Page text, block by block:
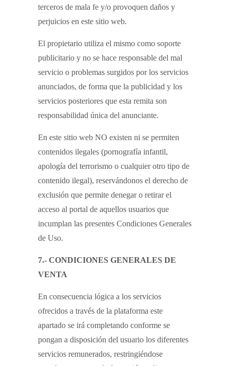
terceros de mala fe y/o provoquen daños y
perjuicios en este sitio web.
El propietario utiliza el mismo como soporte
publicitario y no se hace responsable del mal
servicio o problemas surgidos por los servicios
anunciados, de forma que la publicidad y los
servicios posteriores que esta remita son
responsabilidad única del anunciante.
En este sitio web NO existen ni se permiten
contenidos ilegales (pornografía infantil,
apología del terrorismo o cualquier otro tipo de
contenido ilegal), reservándonos el derecho de
exclusión que permite denegar o retirar el
acceso al portal de aquellos usuarios que
incumplan las presentes Condiciones Generales
de Uso.
7.- CONDICIONES GENERALES DE
VENTA
En consecuencia lógica a los servicios
ofrecidos a través de la plataforma este
apartado se irá completando conforme se
pongan a disposición del usuario los diferentes
servicios remunerados, restringiéndose